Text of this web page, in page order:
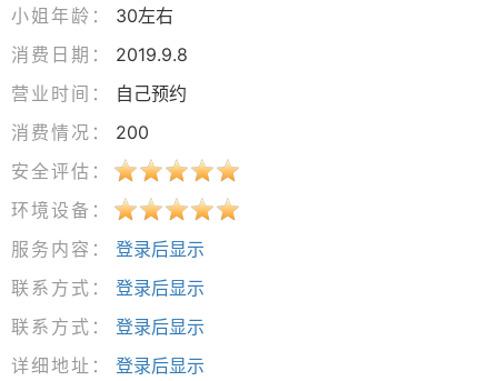
小姐年龄：
30左右
消费日期：
2019.9.8
营业时间：
自己预约
消费情况：
200
安全评估：
环境设备：
服务内容：
登录后显示
联系方式：
登录后显示
联系方式：
登录后显示
详细地址：
登录后显示